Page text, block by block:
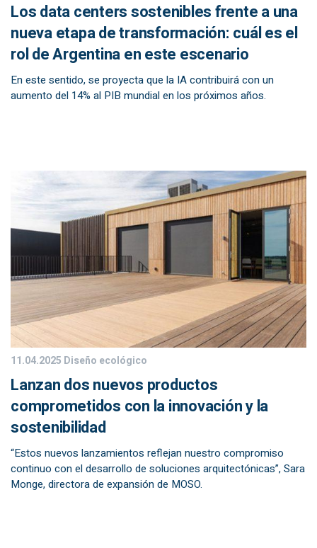
Los data centers sostenibles frente a una
nueva etapa de transformación: cuál es el
rol de Argentina en este escenario
En este sentido, se proyecta que la IA contribuirá con un
aumento del 14% al PIB mundial en los próximos años.
11.04.2025 Diseño ecológico
Lanzan dos nuevos productos
comprometidos con la innovación y la
sostenibilidad
“Estos nuevos lanzamientos reflejan nuestro compromiso
continuo con el desarrollo de soluciones arquitectónicas”, Sara
Monge, directora de expansión de MOSO.